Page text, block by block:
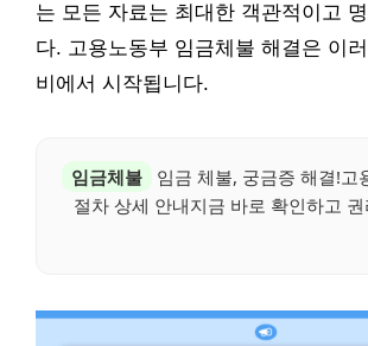
는 모든 자료는 최대한 객관적이고
다. 고용노동부 임금체불 해결은 이
비에서 시작됩니다.
임금체불
임금 체불, 궁금증 해결!고
절차 상세 안내지금 바로 확인하고